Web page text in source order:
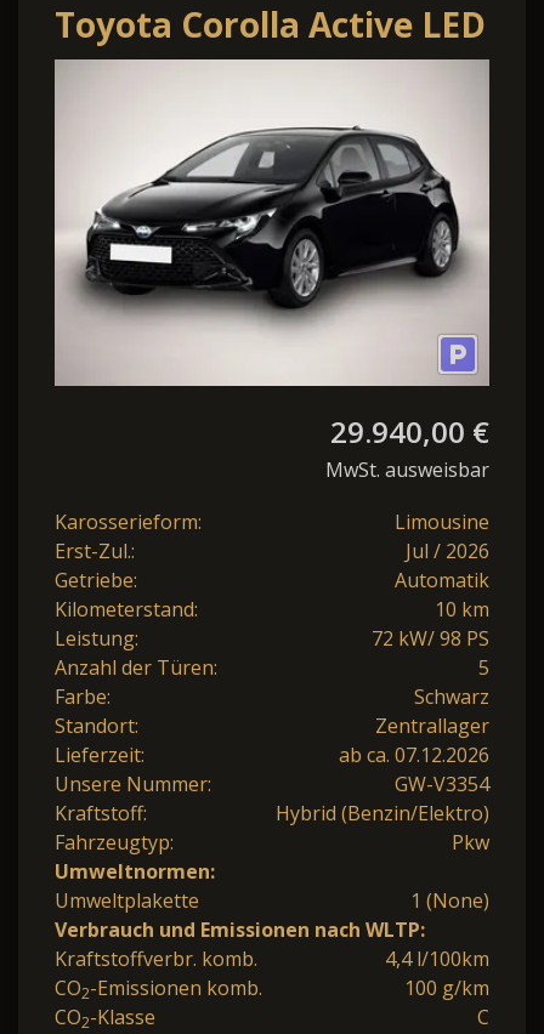
Toyota Corolla Active LED
Nav DIgC Kam
10.5"Touch LM16"
29.940,00 €
MwSt. ausweisbar
Karosserieform:
Limousine
Erst-Zul.:
Jul / 2026
Getriebe:
Automatik
Kilometerstand:
10 km
Leistung:
72 kW/ 98 PS
Anzahl der Türen:
5
Farbe:
Schwarz
Standort:
Zentrallager
Lieferzeit:
ab ca. 07.12.2026
Unsere Nummer:
GW-V3354
Kraftstoff:
Hybrid (Benzin/Elektro)
Fahrzeugtyp:
Pkw
Umweltnormen:
Umweltplakette
1 (None)
Verbrauch und Emissionen nach WLTP:
Kraftstoffverbr. komb.
4,4 l/100km
CO2-Emissionen komb.
100 g/km
CO2-Klasse C